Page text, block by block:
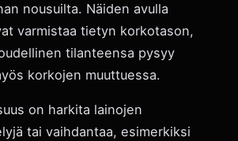
nousuilta. Näiden avulla
varmistaa tietyn korkotason,
tilanteensa pysyy
korkojen muuttuessa.
on harkita lainojen
tai vaihdantaa, esimerkiksi